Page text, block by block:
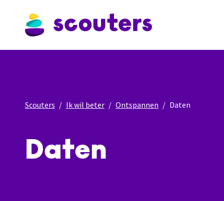
Scouters Ik wil beter Ontspannen Daten
Daten